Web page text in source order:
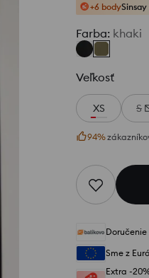
+6 body
Farba: khaki
Veľkosť
XS S
94%
Sme z
Extra -